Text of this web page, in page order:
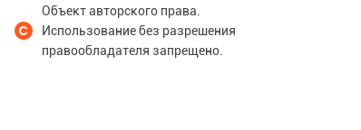
Объект авторского права.
Использование без разрешения
правообладателя запрещено.